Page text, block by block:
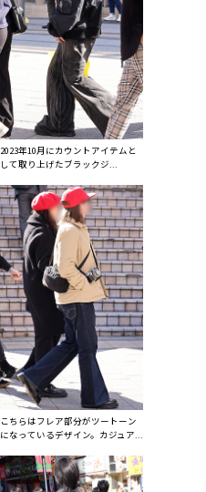
2023年10月にカウントアイテムと
して取り上げたブラックジ...
こちらはフレア部分がツートーン
になっているデザイン。カジュア...